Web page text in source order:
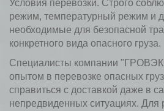
Условия перевозки. Строго
режим, температурный режим и
необходимые для безопасной
конкретного вида опасного груза.
Специалисты компании
опытом в перевозке опасных
справиться с доставкой даже в
непредвиденных ситуациях. Для